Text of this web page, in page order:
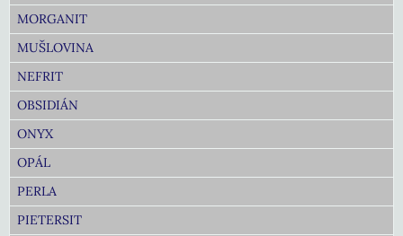
MORGANIT
MUŠLOVINA
NEFRIT
OBSIDIÁN
ONYX
OPÁL
PERLA
PIETERSIT